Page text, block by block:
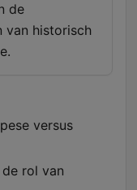
de
van historisch
versus
rol van